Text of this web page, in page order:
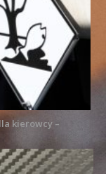
kierowcy –